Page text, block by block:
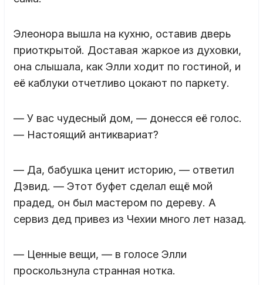
Элеонора вышла на кухню, оставив дверь
приоткрытой. Доставая жаркое из духовки,
она слышала, как Элли ходит по гостиной, и
её каблуки отчетливо цокают по паркету.
— У вас чудесный дом, — донесся её голос.
— Настоящий антиквариат?
— Да, бабушка ценит историю, — ответил
Дэвид. — Этот буфет сделал ещё мой
прадед, он был мастером по дереву. А
сервиз дед привез из Чехии много лет назад.
— Ценные вещи, — в голосе Элли
проскользнула странная нотка.